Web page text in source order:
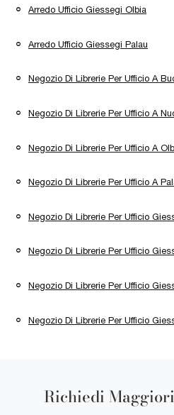
Arredo Ufficio Giessegi Olbia
Arredo Ufficio Giessegi Palau
Negozio Di Librerie Per Ufficio A
Negozio Di Librerie Per Ufficio A
Negozio Di Librerie Per Ufficio A
Negozio Di Librerie Per Ufficio A
Negozio Di Librerie Per Ufficio
Negozio Di Librerie Per Ufficio
Negozio Di Librerie Per Ufficio
Negozio Di Librerie Per Ufficio
Richiedi